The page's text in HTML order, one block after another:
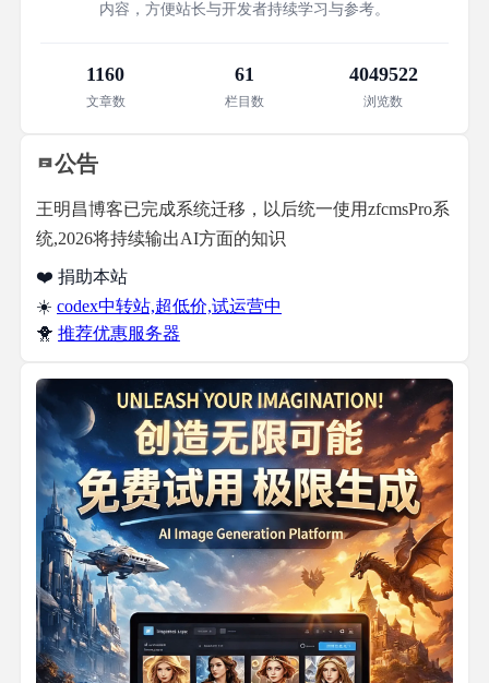
内容，方便站长与开发者持续学习与参考。
1160
文章数
61
栏目数
4049522
浏览数
公告
王明昌博客已完成系统迁移，以后统一使用zfcmsPro系
统,2026将持续输出AI方面的知识
❤️ 捐助本站
☀️ codex中转站,超低价,试运营中
🐥 推荐优惠服务器